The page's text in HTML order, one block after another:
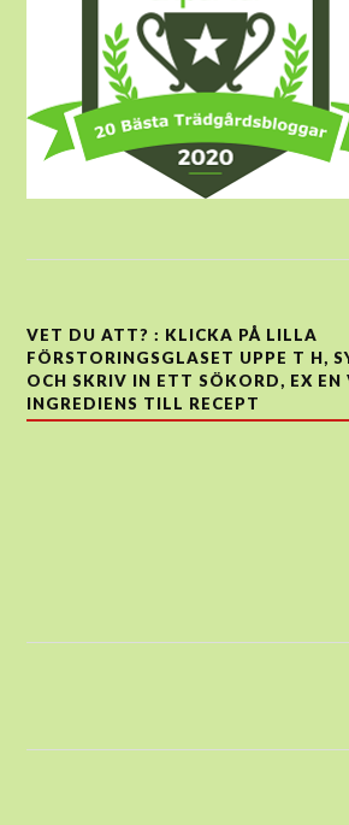
VET DU ATT? : KLICKA PÅ LILLA
FÖRSTORINGSGLASET UPPE T H,
OCH SKRIV IN ETT SÖKORD, EX EN
INGREDIENS TILL RECEPT